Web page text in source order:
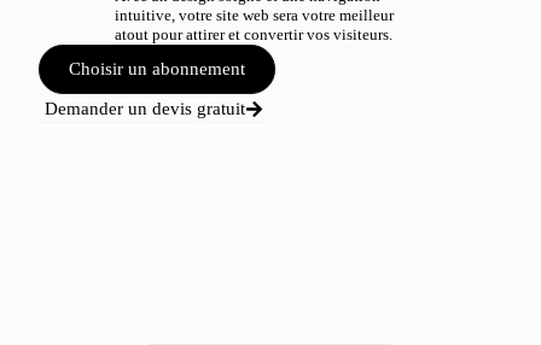
intuitive, votre site web sera votre meilleur
atout pour attirer et convertir vos visiteurs.
Choisir un abonnement
Demander un devis gratuit